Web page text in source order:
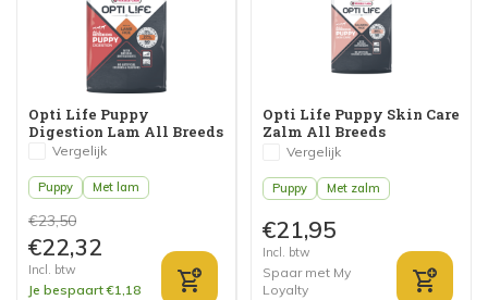
Opti Life Puppy
Digestion Lam All Breeds
Vergelijk
Puppy Met lam
€23,50
€22,32
Incl. btw
Je bespaart €1,18
Opti Life Puppy Skin Care
Zalm All Breeds
Vergelijk
Puppy Met zalm
€21,95
Incl. btw
Spaar met My
Loyalty